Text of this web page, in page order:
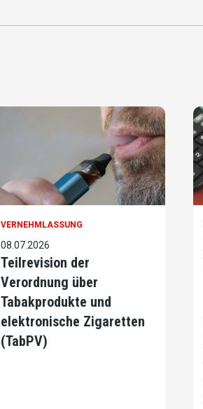
VERNEHMLASSUNG
08.07.2026
Teilrevision der
Verordnung über
Tabakprodukte und
elektronische Zigaretten
(TabPV)